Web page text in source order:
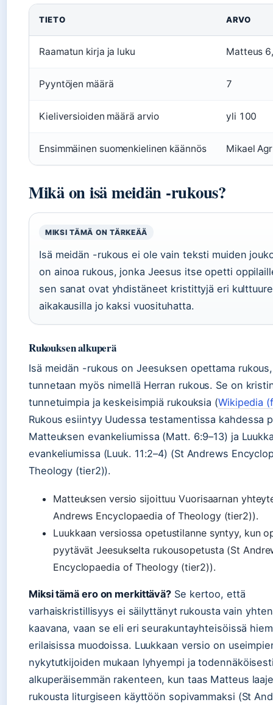
TIETO ARVO
Raamatun kirja ja luku Matteus
Pyyntöjen määrä 7
Kieliversioiden määrä arvio yli 100
Ensimmäinen suomenkielinen käännös Mikael
Mikä on isä meidän -rukous?
MIKSI TÄMÄ ON TÄRKEÄÄ
Isä meidän -rukous ei ole vain teksti muiden
on ainoa rukous, jonka Jeesus itse opetti
sen sanat ovat yhdistäneet kristittyjä eri
aikakausilla jo kaksi vuosituhatta.
Rukouksen alkuperä
Isä meidän -rukous on Jeesuksen opettama
tunnetaan myös nimellä Herran rukous. Se on
tunnetuimpia ja keskeisimpiä rukouksia (Wikipedia
Rukous esiintyy Uudessa testamentissa kahdessa
Matteuksen evankeliumissa (Matt. 6:9–13) ja
evankeliumissa (Luuk. 11:2–4) (St Andrews
Theology (tier2)).
Matteuksen versio sijoittuu Vuorisaarnan
Andrews Encyclopaedia of Theology (tier2)).
Luukkaan versiossa opetustilanne syntyy, kun
pyytävät Jeesukselta rukousopetusta (St
Encyclopaedia of Theology (tier2)).
Miksi tämä ero on merkittävä? Se kertoo, että
varhaiskristillisyys ei säilyttänyt rukousta vain
kaavana, vaan se eli eri seurakuntayhteisöissä
erilaisissa muodoissa. Luukkaan versio on
nykytutkijoiden mukaan lyhyempi ja
alkuperäisemmän rakenteen, kun taas Matteus
rukousta liturgiseen käyttöön sopivammaksi (St